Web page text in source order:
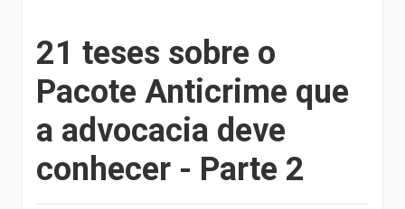
21 teses sobre o
Pacote Anticrime que
a advocacia deve
conhecer - Parte 2